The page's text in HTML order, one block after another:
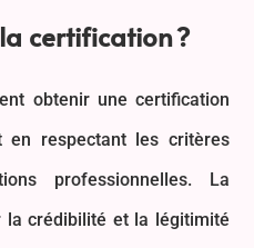
certification ?
obtenir une certification
en respectant les critères
professionnelles. La
crédibilité et la légitimité